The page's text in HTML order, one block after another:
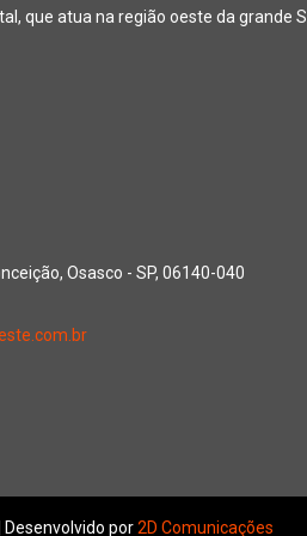
que atua na região oeste da grande
Osasco - SP, 06140-040
por2D Comunicações